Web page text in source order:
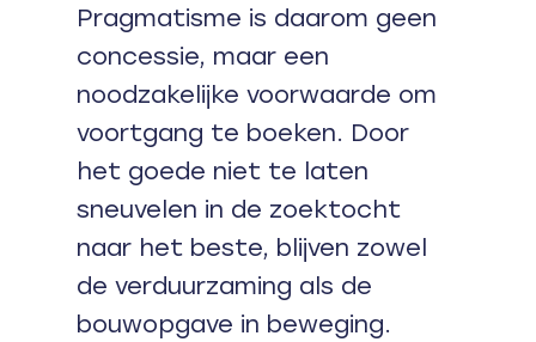
Pragmatisme is daarom geen
concessie, maar een
noodzakelijke voorwaarde om
voortgang te boeken. Door
het goede niet te laten
sneuvelen in de zoektocht
naar het beste, blijven zowel
de verduurzaming als de
bouwopgave in beweging.